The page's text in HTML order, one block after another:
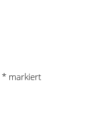
* markiert